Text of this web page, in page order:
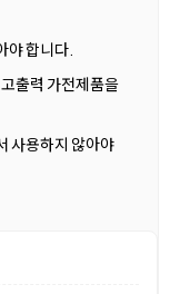
야 합니다.
출력 가전제품을
사용하지 않아야